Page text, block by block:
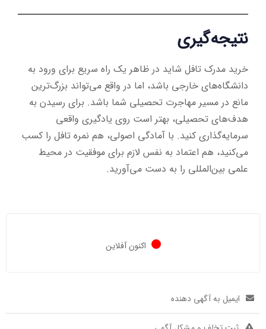
نتیجه‌گیری
خرید مدرک تافل شاید در ظاهر یک راه سریع برای ورود به
دانشگاه‌های خارجی باشد، اما در واقع می‌تواند بزرگ‌ترین
مانع در مسیر مهاجرت تحصیلی شما باشد. برای رسیدن به
هدف‌های تحصیلی، بهتر است روی یادگیری واقعی
سرمایه‌گذاری کنید. با آمادگی اصولی، هم نمره تافل را کسب
می‌کنید، هم اعتماد به نفس لازم برای موفقیت در محیط
علمی بین‌المللی را به دست می‌آورید.
اکنون آفلاین
ایمیل به آگهی دهنده